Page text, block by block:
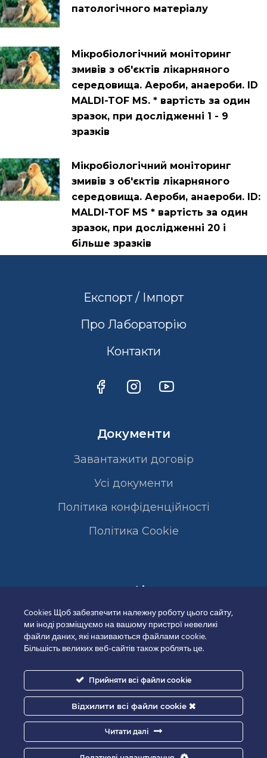
патологічного матеріалу
Мікробіологічний моніторинг
змивів з об'єктів лікарняного
середовища. Аероби, анаероби. ID
MALDI-TOF MS. * вартість за один
зразок, при дослідженні 1 - 9
зразків
Мікробіологічний моніторинг
змивів з об'єктів лікарняного
середовища. Аероби, анаероби. ID:
MALDI-TOF MS * вартість за один
зразок, при дослідженні 20 і
більше зразків
Експорт / Імпорт
Про Лабораторію
Контакти
Документи
Завантажити договір
Усі документи
Політика конфіденційності
Полiтика Cookie
Сертифікати
Cookies Щоб забезпечити належну роботу цього сайту,
ми іноді розміщуємо на вашому пристрої невеликі
файли даних, які називаються файлами cookie.
Більшість великих веб-сайтів також роблять це.
Прийняти всі файли cookie
Відхилити всі файли cookie
Читати далі